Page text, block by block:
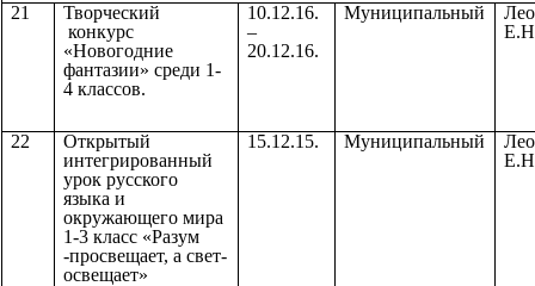
21
Творческий
конкурс
«Новогодние
фантазии» среди 1-
4 классов.
10.12.16.
–
20.12.16.
Муниципальный
22
Открытый
интегрированный
урок русского
языка и
окружающего мира
1-3 класс «Разум
-просвещает, а свет-
освещает»
15.12.15. Муниципальный